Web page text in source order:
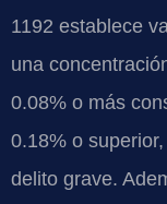
1192 establece
una
0.08% o más
0.18% o
delito grave.